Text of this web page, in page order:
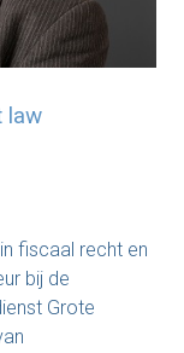
law
fiscaal recht en
bij de
Grote